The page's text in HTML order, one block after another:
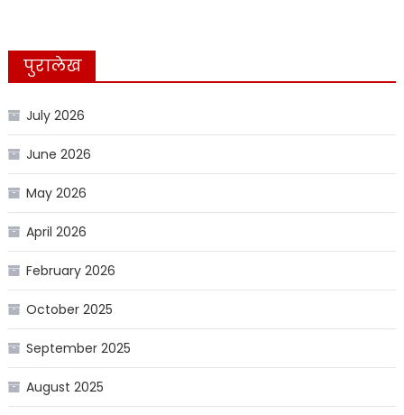
पुरालेख
July 2026
June 2026
May 2026
April 2026
February 2026
October 2025
September 2025
August 2025